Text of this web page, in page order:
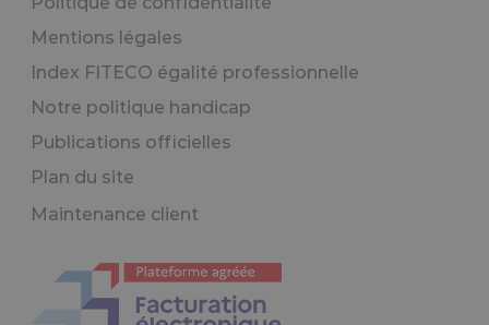
Mentions légales
Index FITECO égalité professionnelle
Notre politique handicap
Publications officielles
Plan du site
Maintenance client